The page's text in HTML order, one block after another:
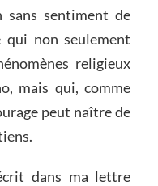
sans sentiment de
non seulement
religieux
mais qui, comme
peut naître de
dans ma lettre